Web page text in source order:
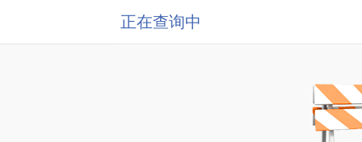
正在查询中